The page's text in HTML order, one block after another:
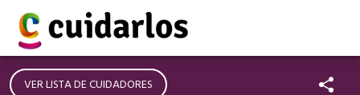
VER LISTA DE CUIDADORES